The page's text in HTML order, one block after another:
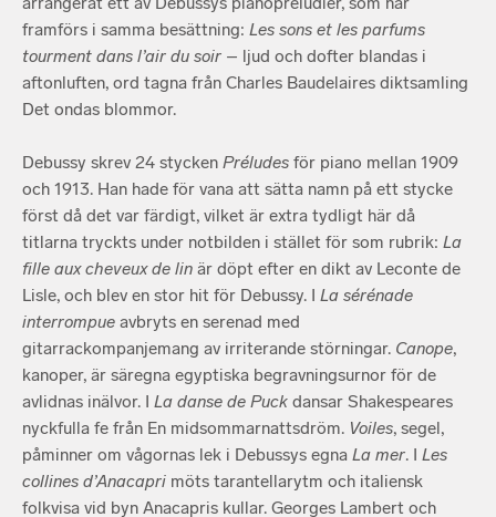
framförs i samma besättning: Les sons et les parfums
tourment dans l’air du soir – ljud och dofter blandas i
aftonluften, ord tagna från Charles Baudelaires diktsamling
Det ondas blommor.
Debussy skrev 24 stycken Préludes för piano mellan 1909
och 1913. Han hade för vana att sätta namn på ett stycke
först då det var färdigt, vilket är extra tydligt här då
titlarna tryckts under notbilden i stället för som rubrik: La
fille aux cheveux de lin är döpt efter en dikt av Leconte de
Lisle, och blev en stor hit för Debussy. I La sérénade
interrompue avbryts en serenad med
gitarrackompanjemang av irriterande störningar. Canope,
kanoper, är säregna egyptiska begravningsurnor för de
avlidnas inälvor. I La danse de Puck dansar Shakespeares
nyckfulla fe från En midsommarnattsdröm. Voiles, segel,
påminner om vågornas lek i Debussys egna La mer. I Les
collines d’Anacapri möts tarantellarytm och italiensk
folkvisa vid byn Anacapris kullar. Georges Lambert och